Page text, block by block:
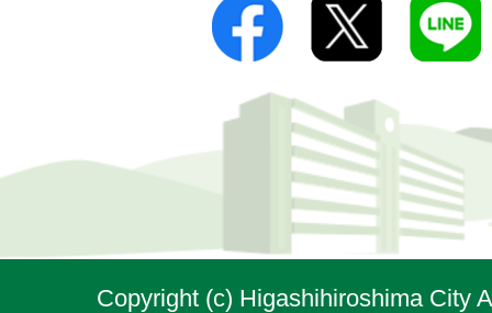
Copyright (c) Higashihiroshima City